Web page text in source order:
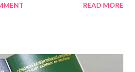
Kế hoạch số 4316/KH-SYT về việc
thật - giả lẫn lộn. Để chấn chỉnh, Sở Y
READ MORE